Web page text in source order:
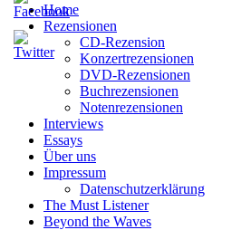
Home
Rezensionen
CD-Rezension
Konzertrezensionen
DVD-Rezensionen
Buchrezensionen
Notenrezensionen
Interviews
Essays
Über uns
Impressum
Datenschutzerklärung
The Must Listener
Beyond the Waves